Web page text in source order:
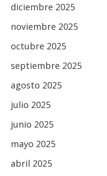
diciembre 2025
noviembre 2025
octubre 2025
septiembre 2025
agosto 2025
julio 2025
junio 2025
mayo 2025
abril 2025